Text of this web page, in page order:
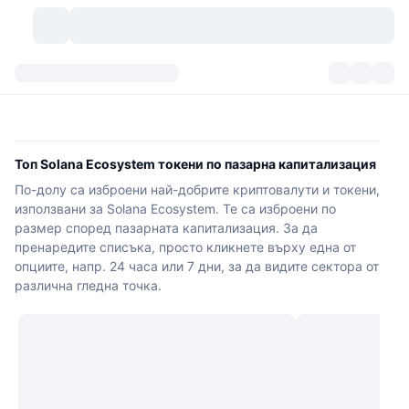
Категории
Исторически моментни снимки
Отключвания на токени
Преглед на пазара
Спот пазар
Брой криптовалути
Сигнали New
Популярни
Нов
Борси
Централизирани борси
Спот
Community
Фийдове
API
Топ Solana Ecosystem токени по пазарна капитализация
По-долу са изброени най-добрите криптовалути и токени,
използвани за Solana Ecosystem. Те са изброени по
размер според пазарната капитализация. За да
пренаредите списъка, просто кликнете върху една от
опциите, напр. 24 часа или 7 дни, за да видите сектора от
различна гледна точка.